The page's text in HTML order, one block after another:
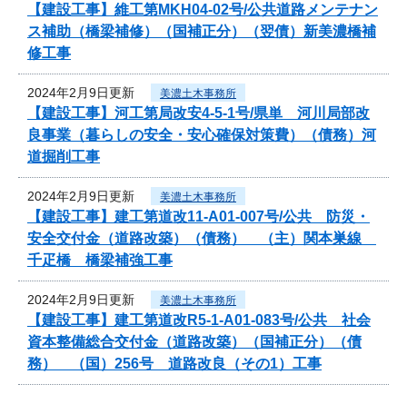
【建設工事】維工第MKH04-02号/公共道路メンテナン
ス補助（橋梁補修）（国補正分）（翌債）新美濃橋補
修工事
2024年2月9日更新 美濃土木事務所
【建設工事】河工第局改安4-5-1号/県単 河川局部改
良事業（暮らしの安全・安心確保対策費）（債務）河
道掘削工事
2024年2月9日更新 美濃土木事務所
【建設工事】建工第道改11-A01-007号/公共 防災・
安全交付金（道路改築）（債務） （主）関本巣線
千疋橋 橋梁補強工事
2024年2月9日更新 美濃土木事務所
【建設工事】建工第道改R5-1-A01-083号/公共 社会
資本整備総合交付金（道路改築）（国補正分）（債
務） （国）256号 道路改良（その1）工事